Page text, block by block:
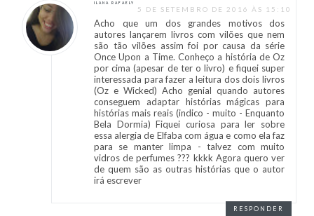
ILANA RAFAELY
5 DE SETEMBRO DE 2016 ÀS 15:10
Acho que um dos grandes motivos dos
autores lançarem livros com vilões que nem
são tão vilões assim foi por causa da série
Once Upon a Time. Conheço a história de Oz
por cima (apesar de ter o livro) e fiquei super
interessada para fazer a leitura dos dois livros
(Oz e Wicked) Acho genial quando autores
conseguem adaptar histórias mágicas para
histórias mais reais (indico - muito - Enquanto
Bela Dormia) Fiquei curiosa para ler sobre
essa alergia de Elfaba com água e como ela faz
para se manter limpa - talvez com muito
vidros de perfumes ??? kkkk Agora quero ver
de quem são as outras histórias que o autor
irá escrever
RESPONDER